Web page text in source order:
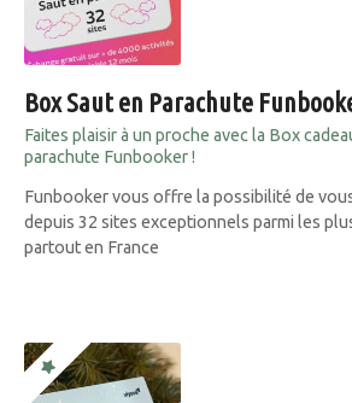
Box Saut en Parachute
Faites plaisir à un proche avec la Box
parachute Funbooker !
Funbooker vous offre la possibilité de
depuis 32 sites exceptionnels parmi les
partout en France